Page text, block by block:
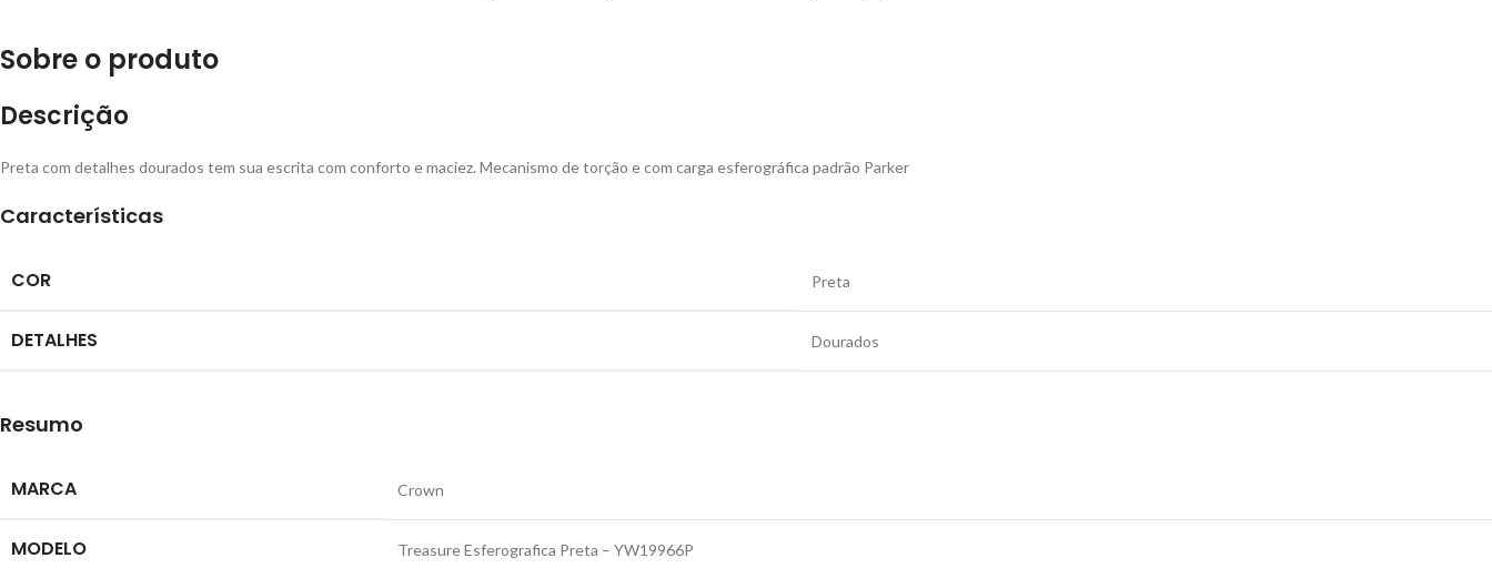
Sobre o produto
Descrição
Preta com detalhes dourados tem sua escrita com conforto e maciez. Mecanismo de torção e com carga esferográfica padrão Parker
Características
COR Preta
DETALHES Dourados
Resumo
MARCA Crown
MODELO Treasure Esferografica Preta – YW19966P